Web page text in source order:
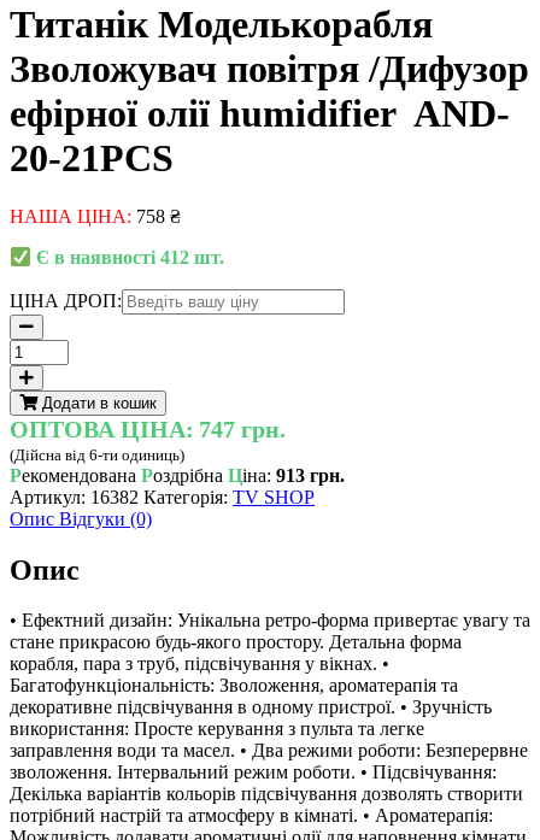
Титанік Моделькорабля
Зволожувач повітря /Дифузор
ефірної олії humidifier AND-
20-21PCS
НАША ЦІНА: 758 ₴
Є в наявності 412 шт.
ЦІНА ДРОП:
Титанік
Моделькорабля
Зволожувач
повітря
/
Дифузор
ефірної
олії
humidifier
20-
кількість
Додати в кошик
ОПТОВА ЦІНА: 747 грн.
(Дійсна від 6-ти одиниць)
Рекомендована Роздрібна Ціна: 913 грн.
Артикул: 16382 Категорія: TV SHOP
Опис Відгуки (0)
Опис
• Ефектний дизайн: Унікальна ретро-форма привертає увагу та
стане прикрасою будь-якого простору. Детальна форма
корабля, пара з труб, підсвічування у вікнах. •
Багатофункціональність: Зволоження, ароматерапія та
декоративне підсвічування в одному пристрої. • Зручність
використання: Просте керування з пульта та легке
заправлення води та масел. • Два режими роботи: Безперервне
зволоження. Інтервальний режим роботи. • Підсвічування:
Декілька варіантів кольорів підсвічування дозволять створити
потрібний настрій та атмосферу в кімнаті. • Ароматерапія: